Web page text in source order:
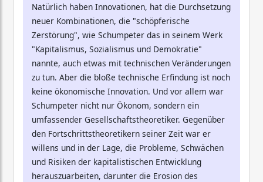
Natürlich haben Innovationen, hat die Durchsetzung
neuer Kombinationen, die "schöpferische
Zerstörung", wie Schumpeter das in seinem Werk
"Kapitalismus, Sozialismus und Demokratie"
nannte, auch etwas mit technischen Veränderungen
zu tun. Aber die bloße technische Erfindung ist noch
keine ökonomische Innovation. Und vor allem war
Schumpeter nicht nur Ökonom, sondern ein
umfassender Gesellschaftstheoretiker. Gegenüber
den Fortschrittstheoretikern seiner Zeit war er
willens und in der Lage, die Probleme, Schwächen
und Risiken der kapitalistischen Entwicklung
herauszuarbeiten, darunter die Erosion des